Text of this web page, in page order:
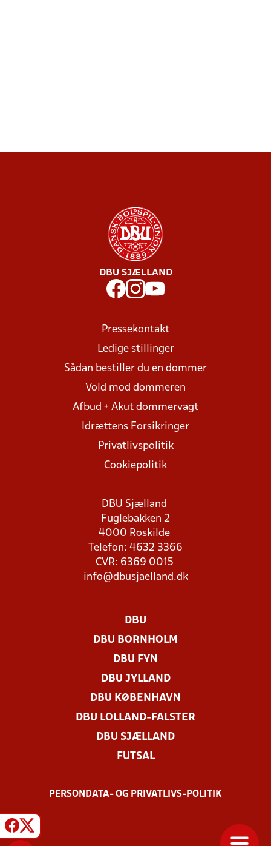
DBU SJÆLLAND
Pressekontakt
Ledige stillinger
Sådan bestiller du en dommer
Vold mod dommeren
Afbud + Akut dommervagt
Idrættens Forsikringer
Privatlivspolitik
Cookiepolitik
DBU Sjælland
Fuglebakken 2
4000 Roskilde
Telefon: 4632 3366
CVR: 6369 0015
info@dbusjaelland.dk
DBU
DBU BORNHOLM
DBU FYN
DBU JYLLAND
DBU KØBENHAVN
DBU LOLLAND-FALSTER
DBU SJÆLLAND
FUTSAL
PERSONDATA- OG PRIVATLIVS-POLITIK